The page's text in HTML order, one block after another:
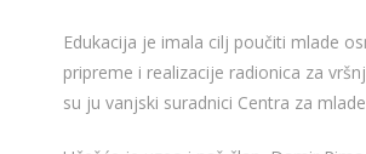
Edukacija je imala cilj poučiti mlade
pripreme i realizacije radionica za
su ju vanjski suradnici Centra za